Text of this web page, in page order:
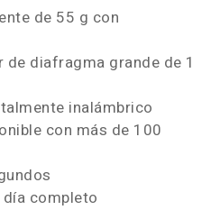
de 55 g con
diafragma grande de 1
inalámbrico
con más de 100
completo